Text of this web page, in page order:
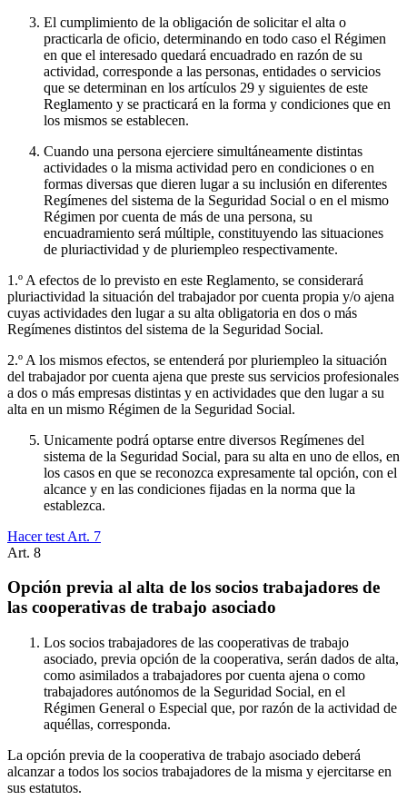
El cumplimiento de la obligación de solicitar el alta o
practicarla de oficio, determinando en todo caso el Régimen
en que el interesado quedará encuadrado en razón de su
actividad, corresponde a las personas, entidades o servicios
que se determinan en los artículos 29 y siguientes de este
Reglamento y se practicará en la forma y condiciones que en
los mismos se establecen.
Cuando una persona ejerciere simultáneamente distintas
actividades o la misma actividad pero en condiciones o en
formas diversas que dieren lugar a su inclusión en diferentes
Regímenes del sistema de la Seguridad Social o en el mismo
Régimen por cuenta de más de una persona, su
encuadramiento será múltiple, constituyendo las situaciones
de pluriactividad y de pluriempleo respectivamente.
1.º A efectos de lo previsto en este Reglamento, se considerará
pluriactividad la situación del trabajador por cuenta propia y/o ajena
cuyas actividades den lugar a su alta obligatoria en dos o más
Regímenes distintos del sistema de la Seguridad Social.
2.º A los mismos efectos, se entenderá por pluriempleo la situación
del trabajador por cuenta ajena que preste sus servicios profesionales
a dos o más empresas distintas y en actividades que den lugar a su
alta en un mismo Régimen de la Seguridad Social.
Unicamente podrá optarse entre diversos Regímenes del
sistema de la Seguridad Social, para su alta en uno de ellos, en
los casos en que se reconozca expresamente tal opción, con el
alcance y en las condiciones fijadas en la norma que la
establezca.
Hacer test Art. 7
Art. 8
Opción previa al alta de los socios trabajadores de
las cooperativas de trabajo asociado
Los socios trabajadores de las cooperativas de trabajo
asociado, previa opción de la cooperativa, serán dados de alta,
como asimilados a trabajadores por cuenta ajena o como
trabajadores autónomos de la Seguridad Social, en el
Régimen General o Especial que, por razón de la actividad de
aquéllas, corresponda.
La opción previa de la cooperativa de trabajo asociado deberá
alcanzar a todos los socios trabajadores de la misma y ejercitarse en
sus estatutos.